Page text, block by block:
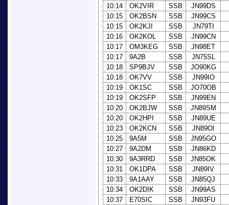
10:14
OK2VIR SSB
JN99DS
10:15
OK2BSN SSB
JN99CS
10:15
OK2KJI SSB
JN79TI
10:16
OK2KOL SSB
JN99CN
10:17
OM3KEG SSB
JN98ET
10:17
9A2B SSB
JN75SL
10:18
SP9BJV SSB
JO90KG
10:18
OK7VV SSB
JN99IO
10:19
OK1SC SSB
JO70OB
10:19
OK2SFP SSB
JN99EN
10:20
OK2BJW SSB
JN89SM
10:20
OK2HPI SSB
JN89UE
10:23
OK2KCN SSB
JN89OI
10:25
9A5M SSB
JN95GO
10:27
9A2DM SSB
JN86KD
10:30
9A3RRD SSB
JN85OK
10:31
OK1DPA SSB
JN89IV
10:33
9A1AAY SSB
JN85QJ
10:34
OK2DIK SSB
JN99AS
10:37
E70SIC SSB
JN93FU